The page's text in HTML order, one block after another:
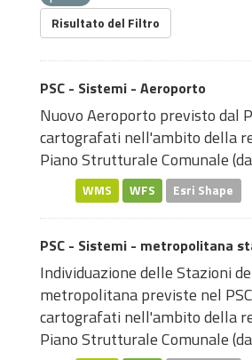
Risultato del Filtro
PSC - Sistemi - Aeroporto
Nuovo Aeroporto previsto dal
cartografati nell'ambito della
Piano Strutturale Comunale
WMS WFS Esri Shape
PSC - Sistemi - metropolitana
Individuazione delle Stazioni
metropolitana previste nel
cartografati nell'ambito della
Piano Strutturale Comunale